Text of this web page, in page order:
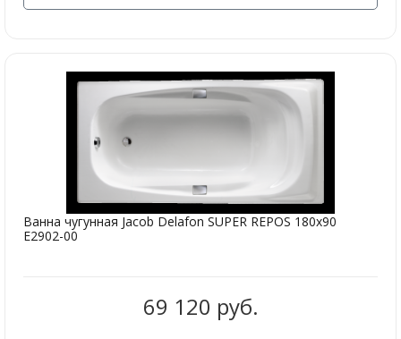
Ванна чугунная Jacob Delafon SUPER REPOS 180х90
E2902-00
69 120 руб.